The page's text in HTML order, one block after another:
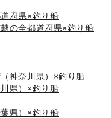
府県×釣り船
の全都道府県×釣り船
神奈川県）×釣り船
県）×釣り船
県）×釣り船